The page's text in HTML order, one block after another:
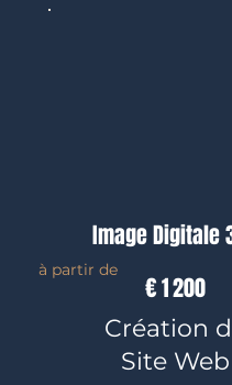
Image Digitale
€1 200
Création
Site Web
à partir de